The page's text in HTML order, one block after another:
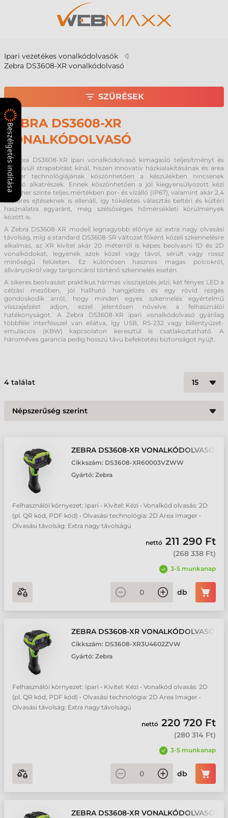
Ipari vezetékes vonalkódolvasók
Zebra DS3608-XR vonalkódolvasó
ZEBRA DS3608-XR
VONALKÓDOLVASÓ
A Zebra DS3608-XR ipari vonalkódolvasó kimagasló teljesítményt és
rendkívüli strapabírást kínál, hiszen innovatív házkialakításának és area
imager technológiájának köszönhetően a készülékben nincsenek
mozgó alkatrészek. Ennek köszönhetően a jól kiegyensúlyozott kézi
szkenner szinte teljes mértékben por- és vízálló (IP67), valamint akár 2,4
méteres ejtéseknek is ellenáll, így tökéletes választás beltéri és kültéri
használatra egyaránt, még szélsőséges hőmérsékleti körülmények
között is.
A Zebra DS3608-XR modell legnagyobb előnye az extra nagy olvasási
távolság, míg a standard DS3608-SR változat főként közeli szkennelésre
alkalmas, az XR kivitel akár 20 méterről is képes beolvasni 1D és 2D
vonalkódokat, legyenek azok közel vagy távol, sérült vagy rossz
minőségű felületen. Ez különösen hasznos magas polcokról,
állványokról vagy targoncáról történő szkennelés esetén.
A sikeres beolvasást praktikus hármas visszajelzés jelzi, két fényes LED a
célzási mezőben, jól hallható hangjelzés és egy rövid rezgés
gondoskodik arról, hogy minden egyes szkennelés egyértelmű
visszajelzést adjon, ezzel jelentősen növelve a felhasználói
hatékonyságot. A Zebra DS3608-XR ipari vonalkódolvasó gyárilag
többféle interfésszel van ellátva, így USB, RS-232 vagy billentyűzet-
emulációs (KBW) kapcsolaton keresztül is csatlakoztatható. A
hároméves garancia pedig hosszú távú befektetési biztonságot nyújt.
4 találat
ZEBRA DS3608-XR VONALKÓDOLVASÓ
Cikkszám: DS3608-XR60003VZWW
Gyártó: Zebra
Felhasználói környezet: Ipari • Kivitel: Kézi • Vonalkód olvasás: 2D
(pl. QR kód, PDF kód) • Olvasási technológia: 2D Area Imager •
Olvasási távolság: Extra nagy távolságú
nettó 211 290 Ft
(268 338 Ft)
3-5 munkanap
db
ZEBRA DS3608-XR VONALKÓDOLVASÓ
Cikkszám: DS3608-XR3U4602ZVW
Gyártó: Zebra
Felhasználói környezet: Ipari • Kivitel: Kézi • Vonalkód olvasás: 2D
(pl. QR kód, PDF kód) • Olvasási technológia: 2D Area Imager •
Olvasási távolság: Extra nagy távolságú
nettó 220 720 Ft
(280 314 Ft)
3-5 munkanap
db
ZEBRA DS3608-XR VONALKÓDOLVASÓ
SZŰRÉSEK
Beszélgetés indítása